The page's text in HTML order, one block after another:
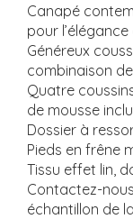
Canapé
pour
Généreux
combinaison
Quatre
de mousse
Dossier à
Pieds en frêne
Tissu effet lin,
Contactez-
échantillon de